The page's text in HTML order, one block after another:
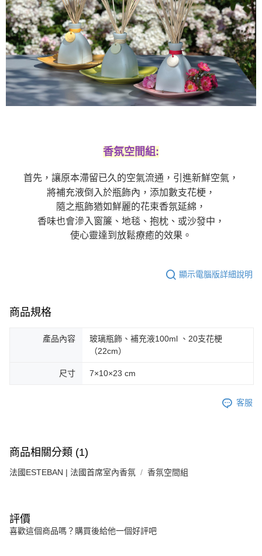
香氛空間組:
首先，讓原本滯留已久的空氣流通，引進新鮮空氣，
將補充液倒入於瓶飾內，添加數支花梗，
隨之瓶飾猶如鮮麗的花束香氛延綿，
香味也會滲入窗簾、地毯、抱枕、或沙發中，
使心靈達到放鬆療癒的效果。
顯示電腦版詳細說明
商品規格
產品內容
玻璃瓶飾、補充液100ml 、20支花梗
（22cm）
尺寸 7×10×23 cm
客服
商品相關分類 (1)
法國ESTEBAN | 法國首席室內香氛 香氛空間組
評價
喜歡這個商品嗎？購買後給他一個好評吧